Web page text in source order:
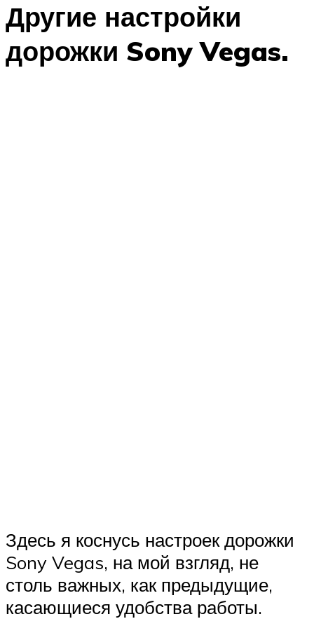
Другие настройки
дорожки Sony Vegas.
Здесь я коснусь настроек дорожки
Sony Vegas, на мой взгляд, не
столь важных, как предыдущие,
касающиеся удобства работы.